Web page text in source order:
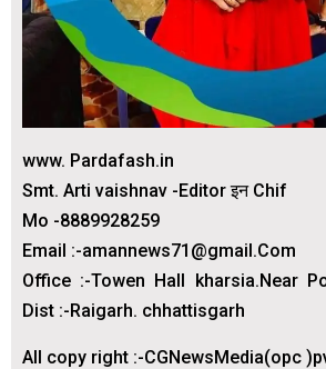
www. Pardafash.in
Smt. Arti vaishnav -Editor इन Chif
Mo -8889928259
Email :-amannews71@gmail.Com
Office :-Towen Hall kharsia.Near
Dist :-Raigarh. chhattisgarh
All copy right :-CGNewsMedia(opc